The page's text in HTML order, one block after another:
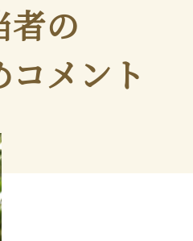
者の
メント